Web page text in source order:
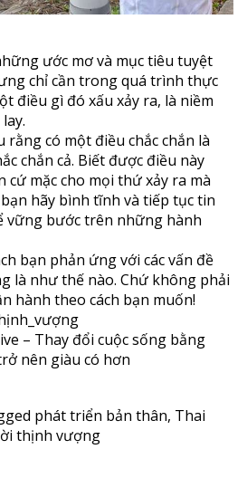
ước mơ và mục tiêu tuyệt
chỉ cần trong quá trình thực
điều gì đó xấu xảy ra, là niềm
có một điều chắc chắn là
chắn cả. Biết được điều này
cứ mặc cho mọi thứ xảy ra mà
hãy bình tĩnh và tiếp tục tin
vững bước trên những hành
bạn phản ứng với các vấn đề
là như thế nào. Chứ không phải
hành theo cách bạn muốn!
– Thay đổi cuộc sống bằng
nên giàu có hơn
phát triển bản thân, Thai
thịnh vượng